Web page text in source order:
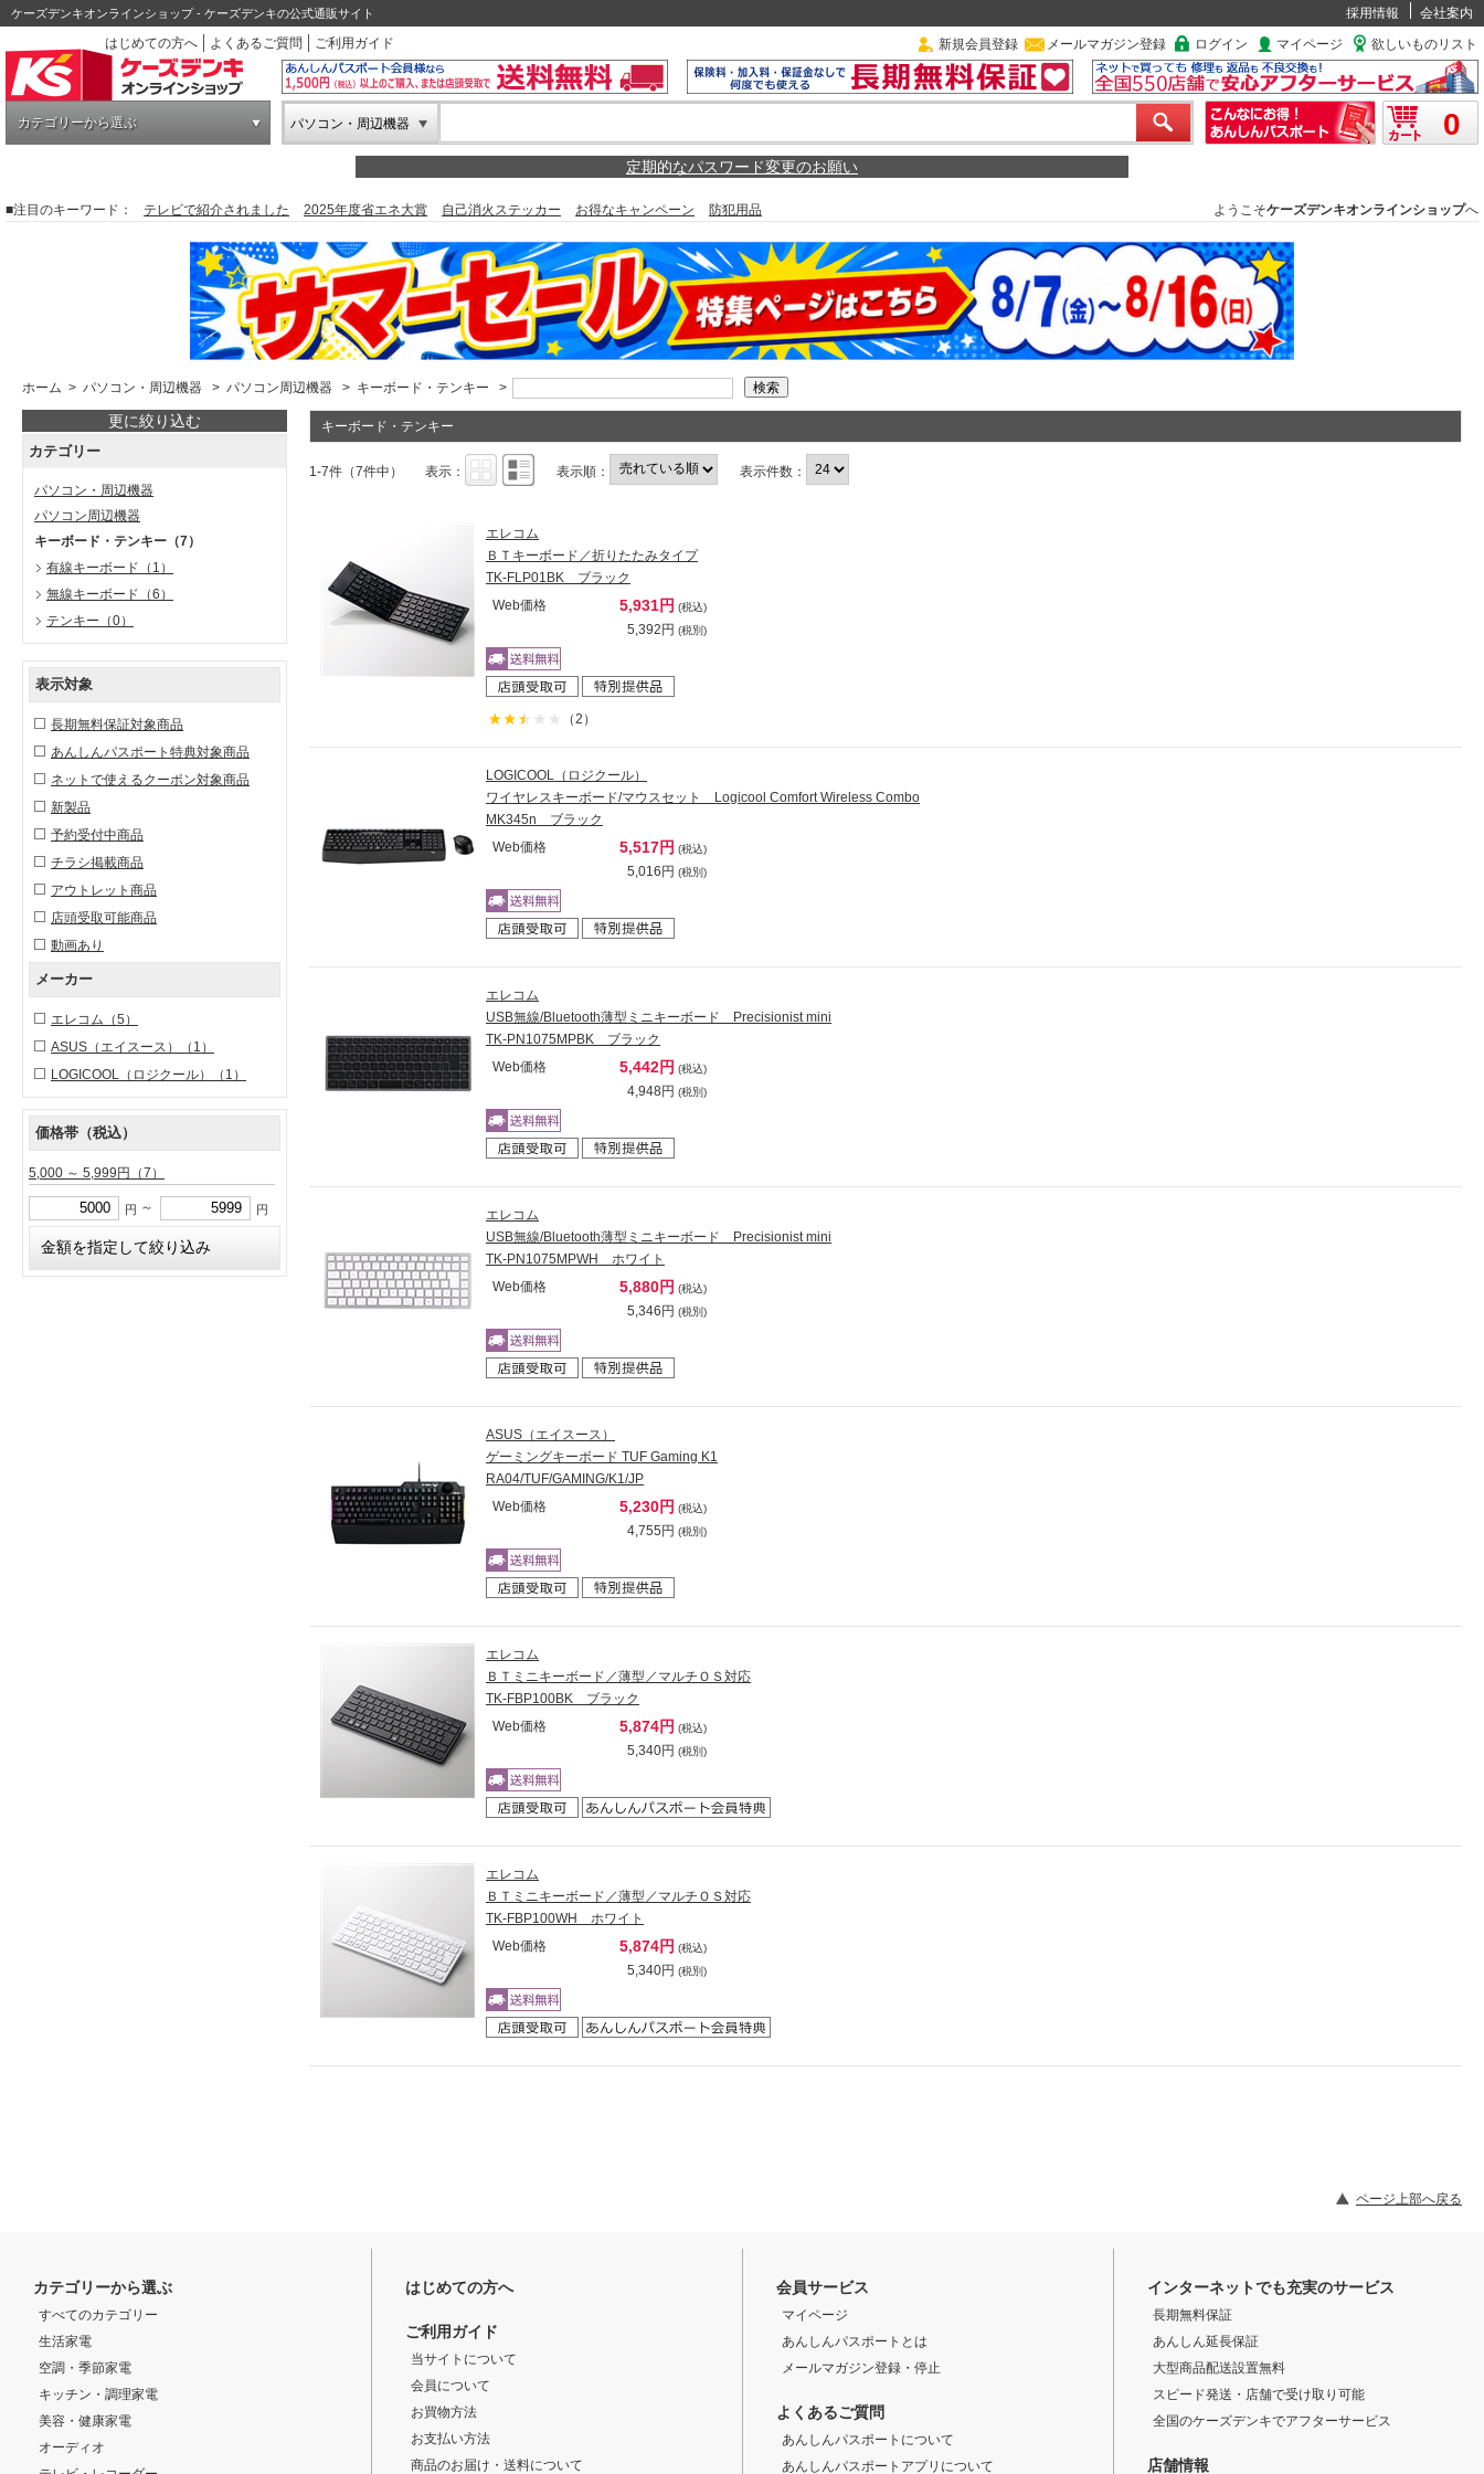
ケーズデンキオンラインショップ - ケーズデンキの公式通販サイト 採用情報
会社案内
はじめての方へ
よくあるご質問 ご利用ガイド 新規会員登録 メールマガジン登録 ログイン マイページ 欲しいものリスト
カテゴリーから選ぶ パソコン・周辺機器 0
定期的なパスワード変更のお願い
■注目のキーワード： テレビで紹介されました 2025年度省エネ大賞 自己消火ステッカー お得なキャンペーン 防犯用品 ようこそケーズデンキオンラインショップへ
ホーム > パソコン・周辺機器 > パソコン周辺機器 > キーボード・テンキー >
更に絞り込む
カテゴリー
パソコン・周辺機器
パソコン周辺機器
キーボード・テンキー （7）
有線キーボード （1）
無線キーボード （6）
テンキー （0）
表示対象
長期無料保証対象商品
あんしんパスポート特典対象商品
ネットで使えるクーポン対象商品
新製品
予約受付中商品
チラシ掲載商品
アウトレット商品
店頭受取可能商品
動画あり
メーカー
エレコム （5）
ASUS（エイスース）
（1）
LOGICOOL（ロジクール）
（1）
価格帯（税込）
5,000 ～ 5,999円 （7）
円 ～ 円
キーボード・テンキー
1-7件（7件中） 表示： 表示順： 表示件数：
エレコム
ＢＴキーボード／折りたたみタイプ
TK-FLP01BK ブラック
Web価格
5,931円 (税込)
5,392円 (税別)
（2）
LOGICOOL（ロジクール）
ワイヤレスキーボード/マウスセット Logicool Comfort Wireless Combo
MK345n ブラック
Web価格
5,517円 (税込)
5,016円 (税別)
エレコム
USB無線/Bluetooth薄型ミニキーボード Precisionist mini
TK-PN1075MPBK ブラック
Web価格
5,442円 (税込)
4,948円 (税別)
エレコム
USB無線/Bluetooth薄型ミニキーボード Precisionist mini
TK-PN1075MPWH ホワイト
Web価格
5,880円 (税込)
5,346円 (税別)
ASUS（エイスース）
ゲーミングキーボード TUF Gaming K1
RA04/TUF/GAMING/K1/JP
Web価格
5,230円 (税込)
4,755円 (税別)
エレコム
ＢＴミニキーボード／薄型／マルチＯＳ対応
TK-FBP100BK ブラック
Web価格
5,874円 (税込)
5,340円 (税別)
エレコム
ＢＴミニキーボード／薄型／マルチＯＳ対応
TK-FBP100WH ホワイト
Web価格
5,874円 (税込)
5,340円 (税別)
ページ上部へ戻る
カテゴリーから選ぶ
すべてのカテゴリー
生活家電
空調・季節家電
キッチン・調理家電
美容・健康家電
オーディオ
はじめての方へ
ご利用ガイド
当サイトについて
会員について
お買物方法
お支払い方法
商品のお届け・送料について
会員サービス
マイページ
あんしんパスポートとは
メールマガジン登録・停止
よくあるご質問
あんしんパスポートについて
あんしんパスポートアプリについて
インターネットでも充実のサービス
長期無料保証
あんしん延長保証
大型商品配送設置無料
スピード発送・店舗で受け取り可能
全国のケーズデンキでアフターサービス
店舗情報